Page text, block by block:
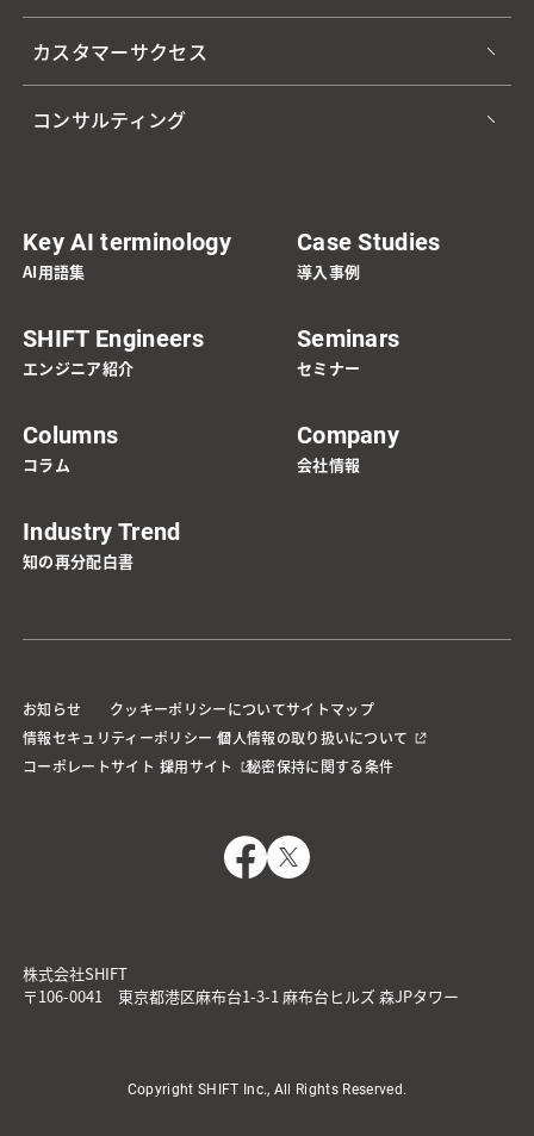
カスタマーサクセス
コンサルティング
Key AI terminology
AI用語集
Case Studies
導入事例
SHIFT Engineers
エンジニア紹介
Seminars
セミナー
Columns
コラム
Company
会社情報
Industry Trend
知の再分配白書
お知らせ クッキーポリシーについてサイトマップ
情報セキュリティーポリシー 個人情報の取り扱いについて
コーポレートサイト 採用サイト 秘密保持に関する条件
株式会社SHIFT
〒106-0041 東京都港区麻布台1-3-1 麻布台ヒルズ 森JPタワー
Copyright SHIFT Inc., All Rights Reserved.